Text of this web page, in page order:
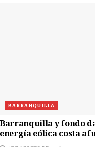
BARRANQUILLA
Barranquilla y fondo
energía eólica costa